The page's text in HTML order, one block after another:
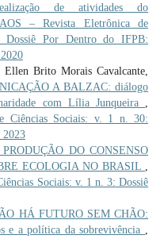
de atividades do
– Revista Eletrônica de
Por Dentro do IFPB:
Brito Morais Cavalcante,
A BALZAC: diálogo
com Lília Junqueira ,
Ciências Sociais: v. 1 n. 30:
2023
DO CONSENSO
ECOLOGIA NO BRASIL ,
Sociais: v. 1 n. 3: Dossiê
HÁ FUTURO SEM CHÃO:
e a política da sobrevivência ,